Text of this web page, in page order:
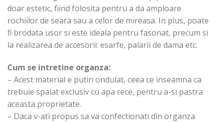
doar estetic, fiind folosita pentru a da amploare
rochiilor de seara sau a celor de mireasa. In plus, poate
fi brodata usor si este ideala pentru fasonat, precum si
la realizarea de accesorii: esarfe, palarii de dama etc.
Cum se intretine organza:
– Acest material e putin ondulat, ceea ce inseamna ca
trebuie spalat exclusiv cu apa rece, pentru a-si pastra
aceasta proprietate.
– Daca v-ati propus sa va confectionati din organza